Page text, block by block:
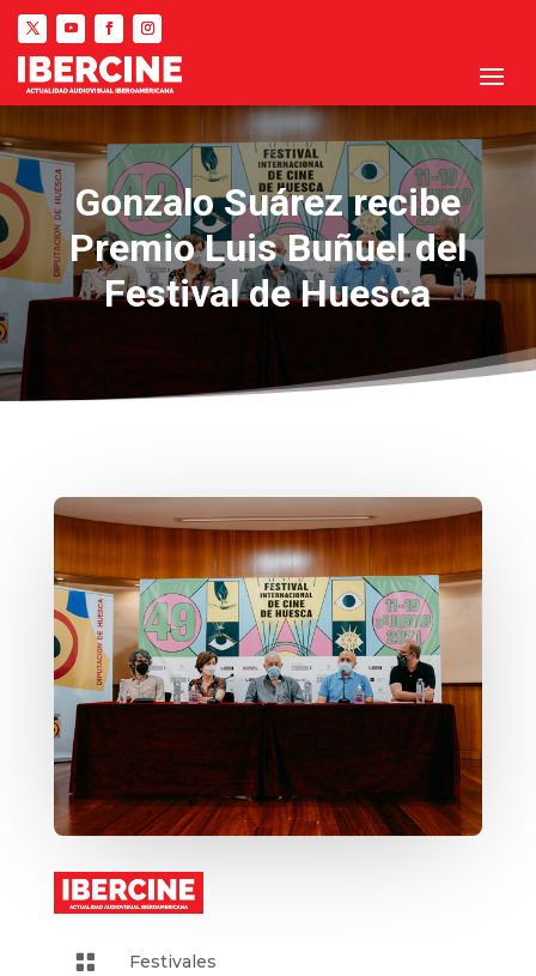
Gonzalo Suárez recibe
Premio Luis Buñuel del
Festival de Huesca
 Festivales